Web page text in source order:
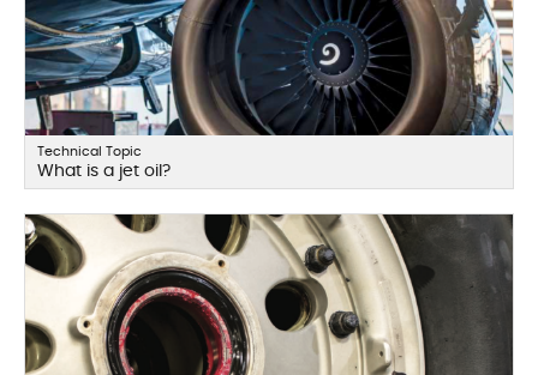
Technical Topic
What is a jet oil?